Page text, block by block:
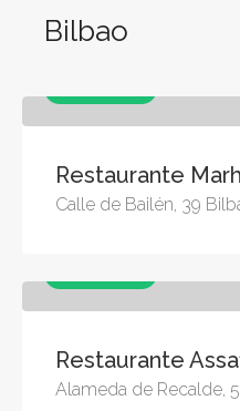
Bilbao
Restaurante
Calle de Bailén, 39
Restaurante
Alameda de Recalde,